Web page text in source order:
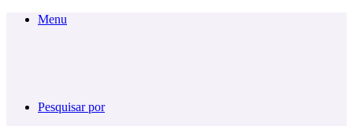
Menu
Pesquisar por